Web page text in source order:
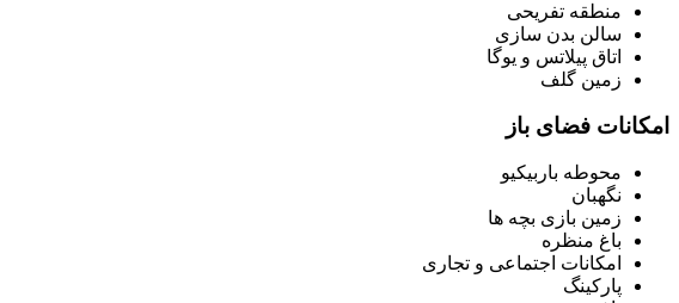
منطقه تفریحی
سالن بدن سازی
اتاق پیلاتس و یوگا
زمین گلف
امکانات فضای باز
محوطه باربیکیو
نگهبان
زمین بازی بچه ها
باغ منظره
امکانات اجتماعی و تجاری
پارکینگ